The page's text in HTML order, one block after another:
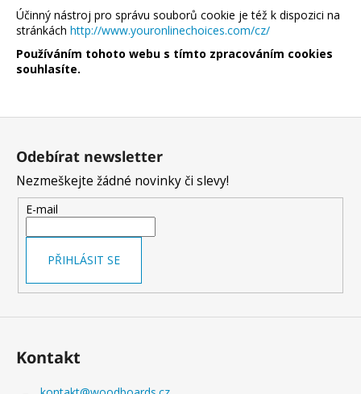
Účinný nástroj pro správu souborů cookie je též k dispozici na
stránkách http://www.youronlinechoices.com/cz/
Používáním tohoto webu s tímto zpracováním cookies
souhlasíte.
Z
Odebírat newsletter
Nezmeškejte žádné novinky či slevy!
E-mail
PŘIHLÁSIT SE
Kontakt